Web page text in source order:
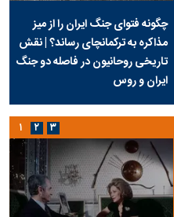
چگونه فتوای جنگ ایران را از میز
مذاکره به ترکمانچای رساند؟ | نقش
تاریخی روحانیون در فاصله دو جنگ
ایران و روس
۱ ۲ ۳